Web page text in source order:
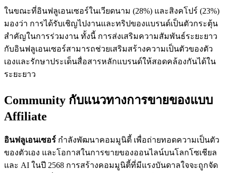
ในขณะที่อินฟลูเอนเซอร์ในเวียดนาม (28%) และสิงคโปร์ (23%)
มองว่า การได้รับเชิญไปงานและทริปของแบรนด์เป็นตัวกระตุ้น
สำคัญในการร่วมงาน ทั้งนี้ การส่งเสริมความสัมพันธ์ระยะยาว
กับอินฟลูเอนเซอร์สามารถช่วยเสริมสร้างความเป็นตัวของตัว
เองและรักษาประเด็นสื่อสารหลักแบรนด์ให้สอดคล้องกันได้ใน
ระยะยาว
Community กับแนวทางการขายของแบบ
Affiliate
อินฟลูเอนเซอร์ กำลังพัฒนาคอมมูนิตี้ เพื่อถ่ายทอดความเป็นตัว
ของตัวเอง และโอกาสในการขายของออนไลน์บนโลกโซเชียล
และ AI ในปี 2568 การสร้างคอมมูนิตี้ที่มีแรงบันดาลใจจะถูกจัด